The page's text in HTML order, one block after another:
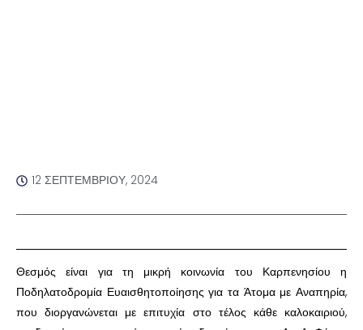
12 ΣΕΠΤΕΜΒΡΊΟΥ, 2024
Θεσμός είναι για τη μικρή κοινωνία του Καρπενησίου η
Ποδηλατοδρομία Ευαισθητοποίησης για τα Άτομα με Αναπηρία,
που διοργανώνεται με επιτυχία στο τέλος κάθε καλοκαιριού,